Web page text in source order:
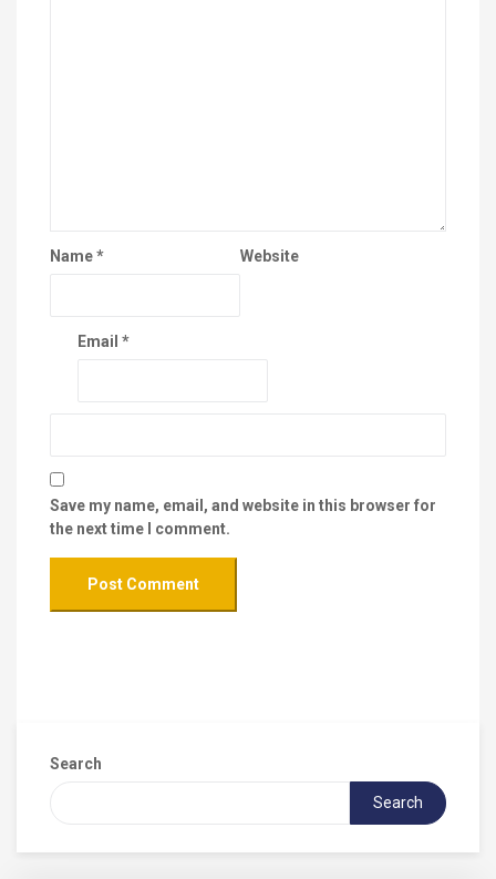
Name*
Email *
Website
Save my name, email, and website in this browser for
the next time I comment.
Search
Search